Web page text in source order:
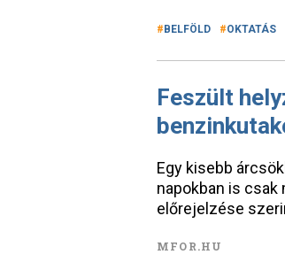
BELFÖLD OKTATÁS
Feszült
Egy kisebb
napokban is
előrejelzése
MFOR.HU